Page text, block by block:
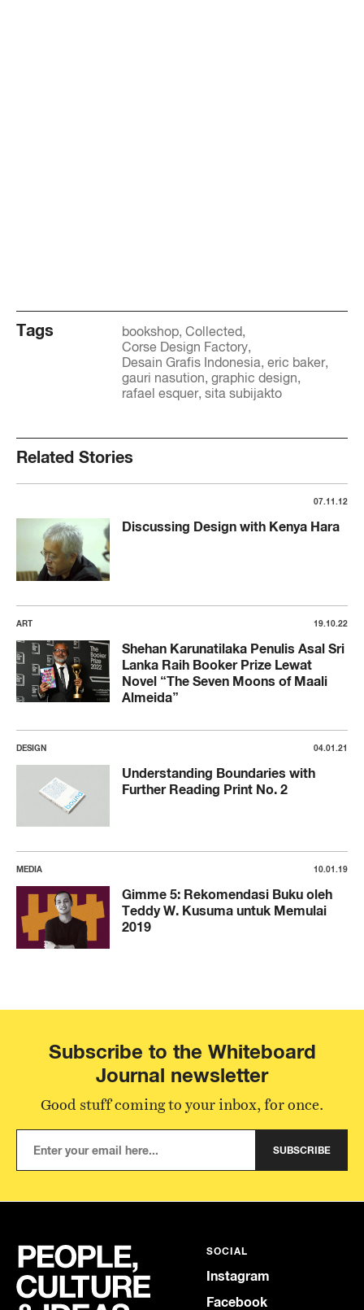
Tags bookshop Collected
Corse Design Factory
Desain Grafis Indonesia eric baker
gauri nasution graphic design
rafael esquer sita subijakto
Related Stories
07.11.12
Discussing Design with Kenya Hara
ART 19.10.22
Shehan Karunatilaka Penulis Asal Sri
Lanka Raih Booker Prize Lewat
Novel “The Seven Moons of Maali
Almeida”
DESIGN 04.01.21
Understanding Boundaries with
Further Reading Print No. 2
MEDIA 10.01.19
Gimme 5: Rekomendasi Buku oleh
Teddy W. Kusuma untuk Memulai
2019
Subscribe to the Whiteboard
Journal newsletter
Good stuff coming to your inbox, for once.
SUBSCRIBE
SOCIAL
Instagram
Facebook